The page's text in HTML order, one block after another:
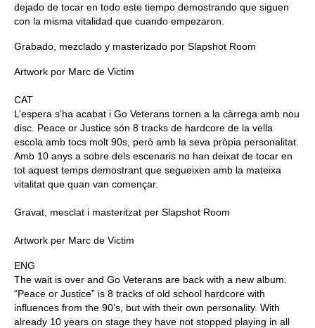
dejado de tocar en todo este tiempo demostrando que siguen
con la misma vitalidad que cuando empezaron.
Grabado, mezclado y masterizado por Slapshot Room
Artwork por Marc de Victim
CAT
L’espera s’ha acabat i Go Veterans tornen a la càrrega amb nou
disc. Peace or Justice són 8 tracks de hardcore de la vella
escola amb tocs molt 90s, però amb la seva pròpia personalitat.
Amb 10 anys a sobre dels escenaris no han deixat de tocar en
tot aquest temps demostrant que segueixen amb la mateixa
vitalitat que quan van començar.
Gravat, mesclat i masteritzat per Slapshot Room
Artwork per Marc de Victim
ENG
The wait is over and Go Veterans are back with a new album.
“Peace or Justice” is 8 tracks of old school hardcore with
influences from the 90’s, but with their own personality. With
already 10 years on stage they have not stopped playing in all